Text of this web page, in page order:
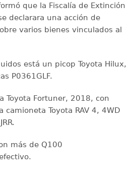
que la Fiscalía de Extinción
declarara una acción de
varios bienes vinculados al
está un picop Toyota Hilux,
P0361GLF.
Toyota Fortuner, 2018, con
camioneta Toyota RAV 4, 4WD
más de Q100